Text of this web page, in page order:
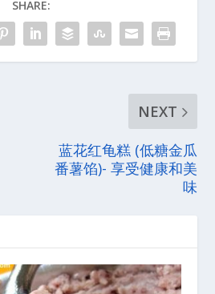
SHARE:
NEXT
蓝花红龟糕 (低糖金瓜
番薯馅)- 享受健康和美
味